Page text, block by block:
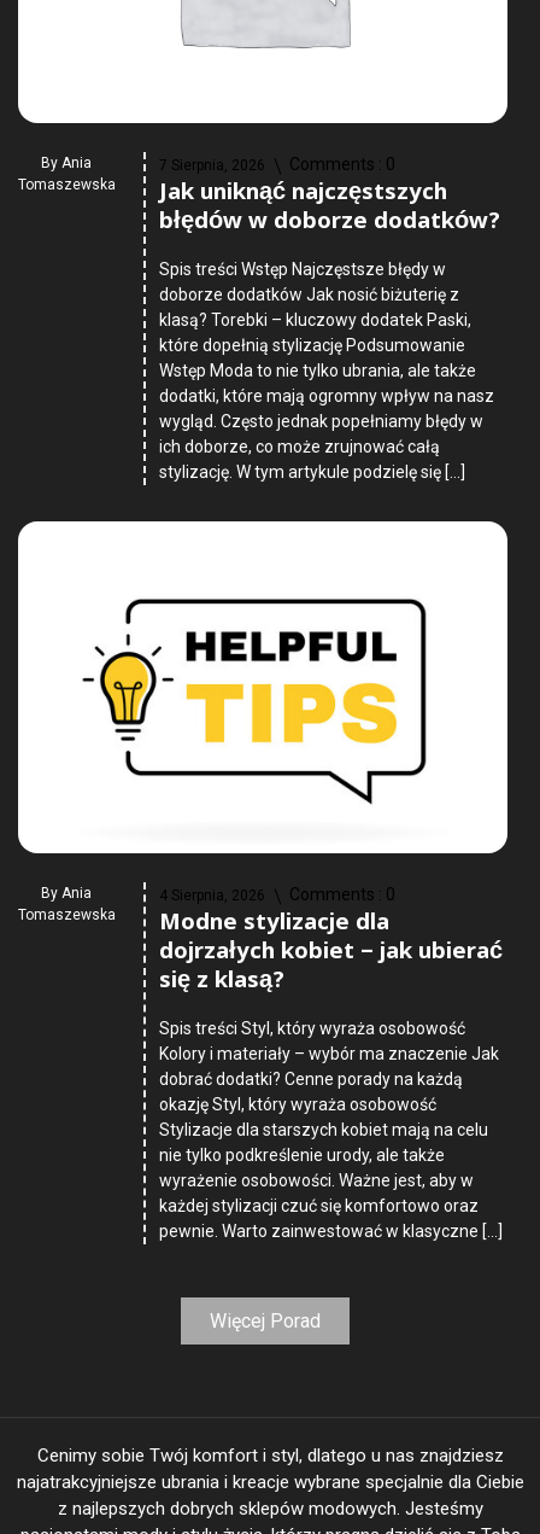
By Ania
Tomaszewska
7 Sierpnia, 2026 Comments : 0
Jak uniknąć najczęstszych
błędów w doborze dodatków?
Spis treści Wstęp Najczęstsze błędy w
doborze dodatków Jak nosić biżuterię z
klasą? Torebki – kluczowy dodatek Paski,
które dopełnią stylizację Podsumowanie
Wstęp Moda to nie tylko ubrania, ale także
dodatki, które mają ogromny wpływ na nasz
wygląd. Często jednak popełniamy błędy w
ich doborze, co może zrujnować całą
stylizację. W tym artykule podzielę się […]
By Ania
Tomaszewska
4 Sierpnia, 2026 Comments : 0
Modne stylizacje dla
dojrzałych kobiet – jak ubierać
się z klasą?
Spis treści Styl, który wyraża osobowość
Kolory i materiały – wybór ma znaczenie Jak
dobrać dodatki? Cenne porady na każdą
okazję Styl, który wyraża osobowość
Stylizacje dla starszych kobiet mają na celu
nie tylko podkreślenie urody, ale także
wyrażenie osobowości. Ważne jest, aby w
każdej stylizacji czuć się komfortowo oraz
pewnie. Warto zainwestować w klasyczne […]
Więcej Porad
Cenimy sobie Twój komfort i styl, dlatego u nas znajdziesz
najatrakcyjniejsze ubrania i kreacje wybrane specjalnie dla Ciebie
z najlepszych dobrych sklepów modowych. Jesteśmy